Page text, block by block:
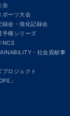
会
ポーツ大会
録会・強化記録会
手権シリーズ
NCS
・社会貢献事
プロジェクト
」